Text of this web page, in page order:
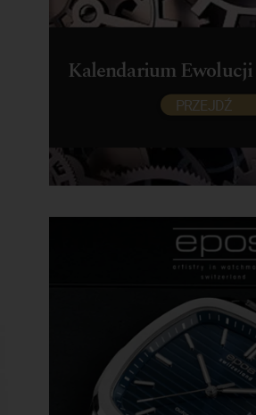
Kalendarium
PRZEJDŹ